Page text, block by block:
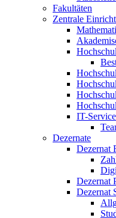
Fakultäten
Zentrale
IT-
Dezernate
Dezernat
Dezernat
Dezernat